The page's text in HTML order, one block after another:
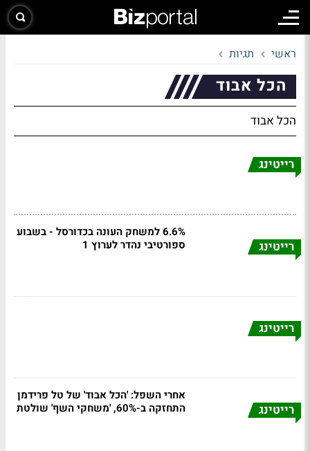
ראשי תגיות
הכל אבוד
הכל אבוד
רייטינג
רייטינג
6.6% למשחק העונה בכדורסל - בשבוע
ספורטיבי נהדר לערוץ 1
רייטינג
רייטינג
אחרי השפל: 'הכל אבוד' של טל פרידמן
התחזקה ב-60%, 'משחקי השף' שולטת